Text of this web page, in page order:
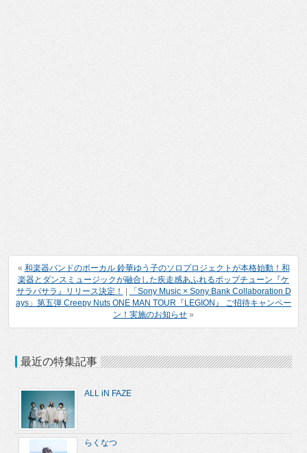
« 和楽器バンドのボーカル 鈴華ゆう子のソロプロジェクトが本格始動！和
楽器とダンスミュージックが融合した疾走感あふれるポップチューン『ケ
サラバサラ』リリース決定！
「Sony Music × Sony Bank Collaboration D
ays」第五弾 Creepy Nuts ONE MAN TOUR『LEGION』 ご招待キャンペー
ン！実施のお知らせ »
最近の特集記事
ALL iN FAZE
らくなつ